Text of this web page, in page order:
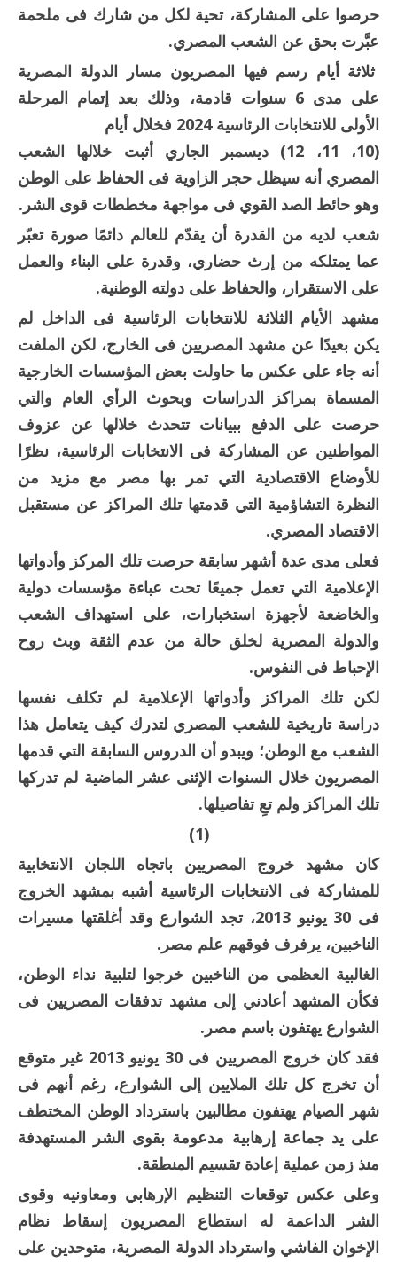
حرصوا على المشاركة، تحية لكل من شارك فى ملحمة
عبَّرت بحق عن الشعب المصري.
ثلاثة أيام رسم فيها المصريون مسار الدولة المصرية
على مدى 6 سنوات قادمة، وذلك بعد إتمام المرحلة
الأولى للانتخابات الرئاسية 2024 فخلال أيام
(10، 11، 12) ديسمبر الجاري أثبت خلالها الشعب
المصري أنه سيظل حجر الزاوية فى الحفاظ على الوطن
وهو حائط الصد القوي فى مواجهة مخططات قوى الشر.
شعب لديه من القدرة أن يقدّم للعالم دائمًا صورة تعبّر
عما يمتلكه من إرث حضاري، وقدرة على البناء والعمل
على الاستقرار، والحفاظ على دولته الوطنية.
مشهد الأيام الثلاثة للانتخابات الرئاسية فى الداخل لم
يكن بعيدًا عن مشهد المصريين فى الخارج، لكن الملفت
أنه جاء على عكس ما حاولت بعض المؤسسات الخارجية
المسماة بمراكز الدراسات وبحوث الرأي العام والتي
حرصت على الدفع ببيانات تتحدث خلالها عن عزوف
المواطنين عن المشاركة فى الانتخابات الرئاسية، نظرًا
للأوضاع الاقتصادية التي تمر بها مصر مع مزيد من
النظرة التشاؤمية التي قدمتها تلك المراكز عن مستقبل
الاقتصاد المصري.
فعلى مدى عدة أشهر سابقة حرصت تلك المركز وأدواتها
الإعلامية التي تعمل جميعًا تحت عباءة مؤسسات دولية
والخاضعة لأجهزة استخبارات، على استهداف الشعب
والدولة المصرية لخلق حالة من عدم الثقة وبث روح
الإحباط فى النفوس.
لكن تلك المراكز وأدواتها الإعلامية لم تكلف نفسها
دراسة تاريخية للشعب المصري لتدرك كيف يتعامل هذا
الشعب مع الوطن؛ ويبدو أن الدروس السابقة التي قدمها
المصريون خلال السنوات الإثنى عشر الماضية لم تدركها
تلك المراكز ولم تعِ تفاصيلها.
كان مشهد خروج المصريين باتجاه اللجان الانتخابية
للمشاركة فى الانتخابات الرئاسية أشبه بمشهد الخروج
فى 30 يونيو 2013، تجد الشوارع وقد أغلقتها مسيرات
الناخبين، يرفرف فوقهم علم مصر.
الغالبية العظمى من الناخبين خرجوا لتلبية نداء الوطن،
فكأن المشهد أعادني إلى مشهد تدفقات المصريين فى
الشوارع يهتفون باسم مصر.
فقد كان خروج المصريين فى 30 يونيو 2013 غير متوقع
أن تخرج كل تلك الملايين إلى الشوارع، رغم أنهم فى
شهر الصيام يهتفون مطالبين باسترداد الوطن المختطف
على يد جماعة إرهابية مدعومة بقوى الشر المستهدفة
منذ زمن عملية إعادة تقسيم المنطقة.
وعلى عكس توقعات التنظيم الإرهابي ومعاونيه وقوى
الشر الداعمة له استطاع المصريون إسقاط نظام
الإخوان الفاشي واسترداد الدولة المصرية، متوحدين على